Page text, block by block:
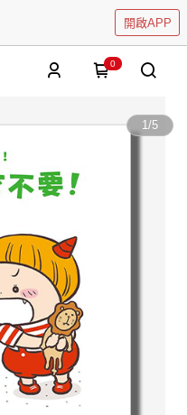
開啟APP
0
1/5